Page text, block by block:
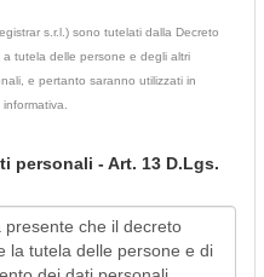
s.r.l.) sono tutelati dalla Decreto
tutela delle persone e degli altri
e pertanto saranno utilizzati in
personali - Art. 13 D.Lgs.